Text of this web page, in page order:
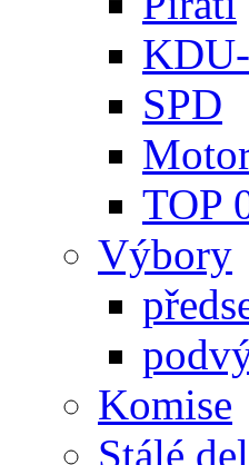
SPD
TOP
Výbory
Komise
Stálé